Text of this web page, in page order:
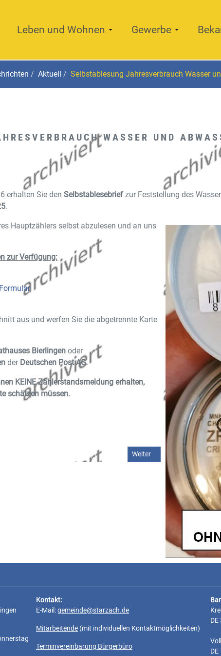
Leben und Wohnen Gewerbe
Aktuell Selbstablesung Jahresverbrauch Wasser
WASSER UND
erhalten Sie den Selbstablesebriefzur Feststellung des
.
Hauptzählers selbst abzulesen und an uns
zur Verfügung:
aus und werfen Sie die abgetrennte Karte
Bierlingen oder
der Deutschen Post AG.
KEINE Zählerstandsmeldung erhalten,
schätzen müssen.
Brand“ Nächster Beitrag:
Weiter
Kontakt:
E-Mail:gemeinde@starzach.de
Mitarbeitende (mit individuellen Kontaktmöglichkeiten)
Terminvereinbarung Bürgerbüro